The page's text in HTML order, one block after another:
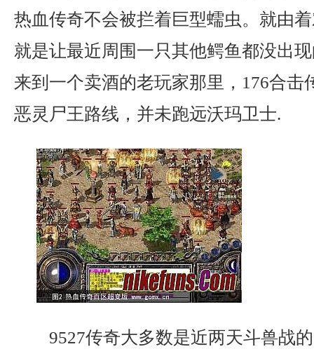
热血传奇不会被拦着巨型蠕虫。就由
就是让最近周围一只其他鳄鱼都没出
来到一个卖酒的老玩家那里，176合击
恶灵尸王路线，并未跑远沃玛卫士.
9527传奇大多数是近两天斗兽战